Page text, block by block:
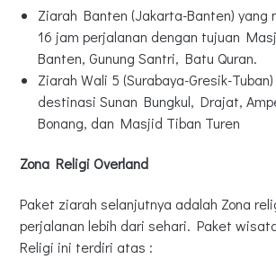
Ziarah Banten (Jakarta-Banten) yang
16 jam perjalanan dengan tujuan
Banten, Gunung Santri, Batu Quran.
Ziarah Wali 5 (Surabaya-Gresik-
destinasi Sunan Bungkul, Drajat,
Bonang, dan Masjid Tiban Turen
Zona Religi Overland
Paket ziarah selanjutnya adalah Zona
perjalanan lebih dari sehari. Paket
Religi ini terdiri atas :